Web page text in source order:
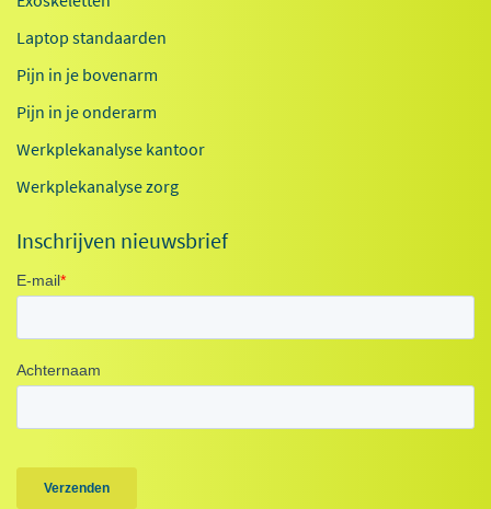
Laptop standaarden
Pijn in je bovenarm
Pijn in je onderarm
Werkplekanalyse kantoor
Werkplekanalyse zorg
Inschrijven nieuwsbrief